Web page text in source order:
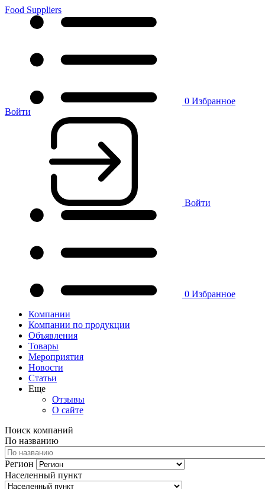
Food Suppliers
0 Избранное
Войти
Войти
0 Избранное
Компании
Компании по продукции
Объявления
Товары
Мероприятия
Новости
Статьи
Еще
Отзывы
О сайте
Поиск компаний
По названию
Регион
Населенный пункт